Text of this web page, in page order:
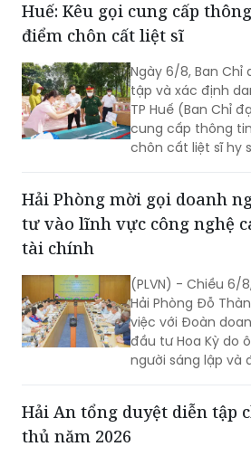
nghìn năm văn
Huế: Kêu gọi cung cấp
điểm chôn cất liệt sĩ
Ngày 6/8, Ban
tập và xác định
TP Huế (Ban Chỉ
cung cấp thông
chôn cất liệt sĩ hy
và khu vực sông
Hải Phòng mời gọi doanh
tư vào lĩnh vực công nghệ
tài chính
(PLVN) - Chiều 6/
Hải Phòng Đỗ
việc với Đoàn
đầu tư Hoa Kỳ do
người sáng lập và
tìm hiểu cơ hội
Hải An tổng duyệt diễn tập
thủ năm 2026